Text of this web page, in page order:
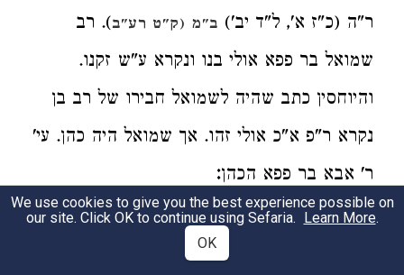
ר"ה (כ"ז א', ל"ד יב') ב"מ (ק"ט רע"ב). רב
שמואל בר פפא אולי בנו ונקרא ע"ש זקנו.
והיוחסין כתב שהיה לשמואל חבירו של רב בן
נקרא ר"פ א"כ אולי זהו. אך שמואל היה כהן. עי'
ר' אבא בר פפא הכהן:
רב פפא ברי' דרב אחא בר אדא
We use cookies to give you the best experience possible on
our site. Click OK to continue using Sefaria. Learn More.
OK